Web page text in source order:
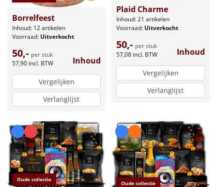
Borrelfeest
Inhoud: 12 artikelen
Voorraad: Uitverkocht
50,- per stuk
57,90 incl. BTW Inhoud
Vergelijken
Verlanglijst
Plaid Charme
Inhoud: 21 artikelen
Voorraad: Uitverkocht
50,- per stuk
57,08 incl. BTW Inhoud
Vergelijken
Verlanglijst
Oude collectie
Oude collectie